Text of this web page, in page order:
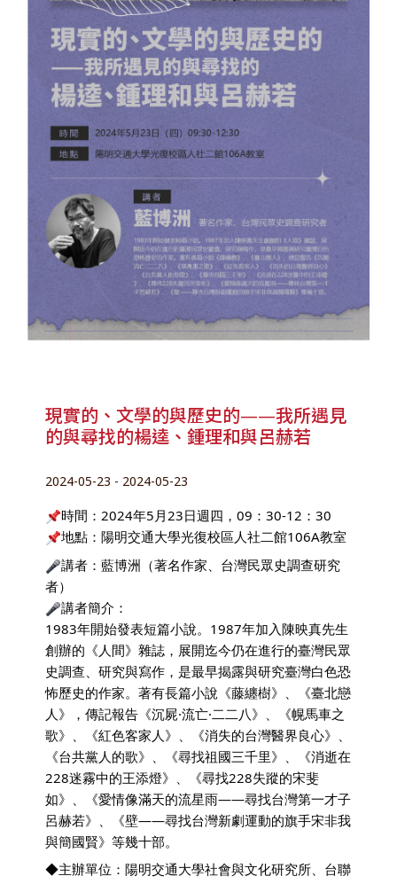
現實的、文學的與歷史的——我所遇見
的與尋找的楊逵、鍾理和與呂赫若
2024-05-23 - 2024-05-23
時間：2024年5月23日週四，09：30-12：30
地點：陽明交通大學光復校區人社二館106A教室
講者：藍博洲（著名作家、台灣民眾史調查研究
者）
講者簡介：
1983年開始發表短篇小說。1987年加入陳映真先生
創辦的《 人間》雜誌，展開迄今仍在進行的臺灣民眾
史調查、研究與寫作，是最早揭露與研究臺灣白色恐
怖歷史的作家。著有長篇小說《藤纏樹》、《臺北戀
人》，傳記報告《沉屍·流亡·二二八》、《幌馬車之
歌》、《紅色客家人》、《消失的台灣醫界良心》、
《台共黨人的歌》、《尋找祖國三千里》、《消逝在
228迷霧中的王添燈》、《尋找228失蹤的宋斐
如》、《愛情像滿天的流星雨——尋找台灣第一才子
呂赫若》、《壁——尋找台灣新劇運動的旗手宋非我
與簡國賢》等幾十部。
◆主辦單位：陽明交通大學社會與文化研究所、 台聯